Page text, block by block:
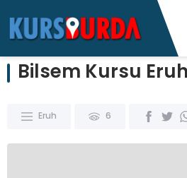
Bilsem Kursu Eruh
Eruh 6